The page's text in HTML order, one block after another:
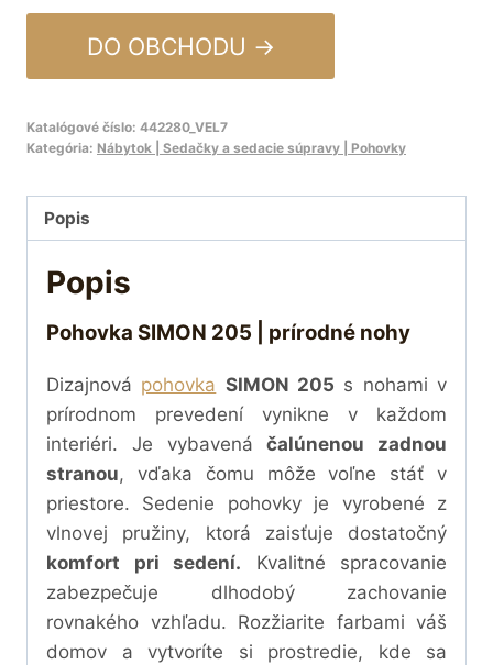
DO OBCHODU →
Katalógové číslo: 442280_VEL7
Kategória: Nábytok | Sedačky a sedacie súpravy | Pohovky
Popis
Popis
Pohovka SIMON 205 | prírodné nohy
Dizajnová pohovka SIMON 205 s nohami v
prírodnom prevedení vynikne v každom
interiéri. Je vybavenáčalúnenou zadnou
stranou, vďaka čomu môže voľne stáť v
priestore. Sedenie pohovky je vyrobené z
vlnovej pružiny, ktorá zaisťuje dostatočný
komfort pri sedení. Kvalitné spracovanie
zabezpečuje dlhodobý zachovanie
rovnakého vzhľadu. Rozžiarite farbami váš
domov a vytvoríte si prostredie, kde sa